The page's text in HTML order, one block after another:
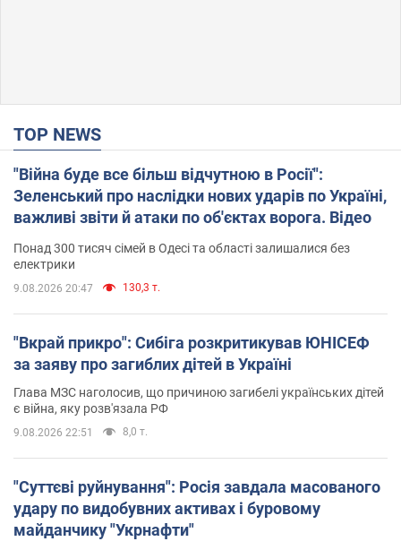
TOP NEWS
"Війна буде все більш відчутною в Росії":
Зеленський про наслідки нових ударів по Україні,
важливі звіти й атаки по об'єктах ворога. Відео
Понад 300 тисяч сімей в Одесі та області залишалися без
електрики
9.08.2026 20:47 130,3 т.
"Вкрай прикро": Сибіга розкритикував ЮНІСЕФ
за заяву про загиблих дітей в Україні
Глава МЗС наголосив, що причиною загибелі українських дітей
є війна, яку розв'язала РФ
9.08.2026 22:51 8,0 т.
"Суттєві руйнування": Росія завдала масованого
удару по видобувних активах і буровому
майданчику "Укрнафти"